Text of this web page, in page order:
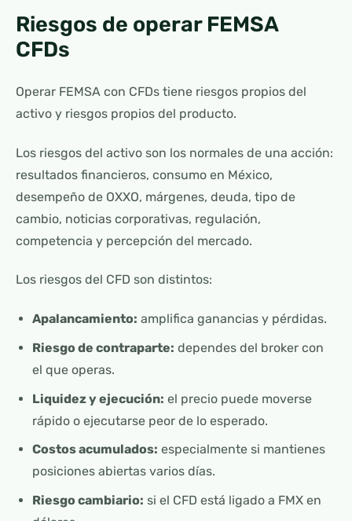
Riesgos de operar FEMSA
CFDs
Operar FEMSA con CFDs tiene riesgos propios del
activo y riesgos propios del producto.
Los riesgos del activo son los normales de una acción:
resultados financieros, consumo en México,
desempeño de OXXO, márgenes, deuda, tipo de
cambio, noticias corporativas, regulación,
competencia y percepción del mercado.
Los riesgos del CFD son distintos:
Apalancamiento: amplifica ganancias y pérdidas.
Riesgo de contraparte: dependes del broker con
el que operas.
Liquidez y ejecución: el precio puede moverse
rápido o ejecutarse peor de lo esperado.
Costos acumulados: especialmente si mantienes
posiciones abiertas varios días.
Riesgo cambiario: si el CFD está ligado a FMX en